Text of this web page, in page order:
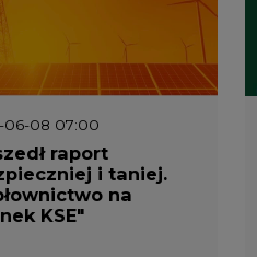
06-08 07:00
raport
i taniej.
na
KSE"